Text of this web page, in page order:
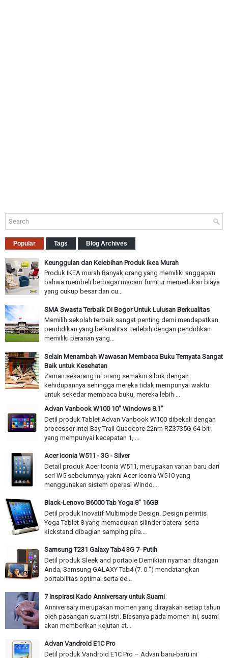
Popular Tags Blog Archives
Keunggulan dan Kelebihan Produk Ikea Murah
Produk IKEA murah Banyak orang yang memiliki anggapan
bahwa membeli berbagai macam furnitur memerlukan biaya
yang cukup besar dan cu...
SMA Swasta Terbaik Di Bogor Untuk Lulusan Berkualitas
Memilih sekolah terbaik sangat penting demi mendapatkan
pendidikan yang berkualitas. terlebih dengan pendidikan
memiliki peranan yang...
Selain Menambah Wawasan Membaca Buku Ternyata Sangat
Baik untuk Kesehatan
Zaman sekarang ini orang semakin sibuk dengan
kehidupannya sehingga mereka tidak mempunyai waktu
untuk sekedar membaca buku, mereka lebih ...
Advan Vanbook W100 10" Windows 8.1"
Detil produk Tablet Advan Vanbook W100 dibekali dengan
processor Intel Bay Trail Quadcore 22nm RZ3735G 64-bit
yang mempunyai kecepatan 1, ...
Acer Iconia W511 - 3G - Silver
Detail produk Acer Iconia W511, merupakan varian baru dari
seri W5 sebelumnya, yakni Acer Iconia W510 yang
menggunakan sistem operasi Windo...
Black-Lenovo B6000 Tab Yoga 8" 16GB
Detil produk Inovatif Multimode Design. Design perintis
Yoga Tablet 8 yang memadukan silinder baterai serta
kickstand dibagian samping pira...
Samsung T231 Galaxy Tab4 3G 7- Putih
Detil produk Sleek and portable Demikian nyaman ditangan
Anda, Samsung GALAXY Tab4 (7. 0 ") mendatangkan
portabilitas optimal serta de...
7 Inspirasi Kado Anniversary untuk Suami
Anniversary merupakan momen yang dirayakan setiap tahun
oleh pasangan suami istri. Biasanya pada momen ini, suami
akan memberikan kejutan at...
Advan Vandroid E1C Pro
Detil produk Vandroid E1C Pro – Advan baru-baru іnі